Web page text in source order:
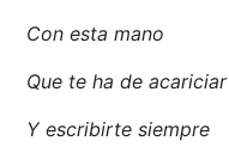
Con esta mano
Que te ha de acariciar
Y escribirte siempre